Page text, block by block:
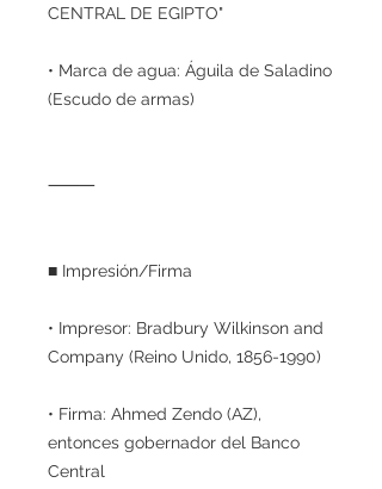
CENTRAL DE EGIPTO"
• Marca de agua: Águila de Saladino
(Escudo de armas)
⸻
■ Impresión/Firma
• Impresor: Bradbury Wilkinson and
Company (Reino Unido, 1856-1990)
• Firma: Ahmed Zendo (AZ),
entonces gobernador del Banco
Central